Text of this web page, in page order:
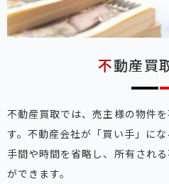
不動産
不動産買取では、売主様の物件
す。不動産会社が「買い手」に
手間や時間を省略し、所有され
ができます。